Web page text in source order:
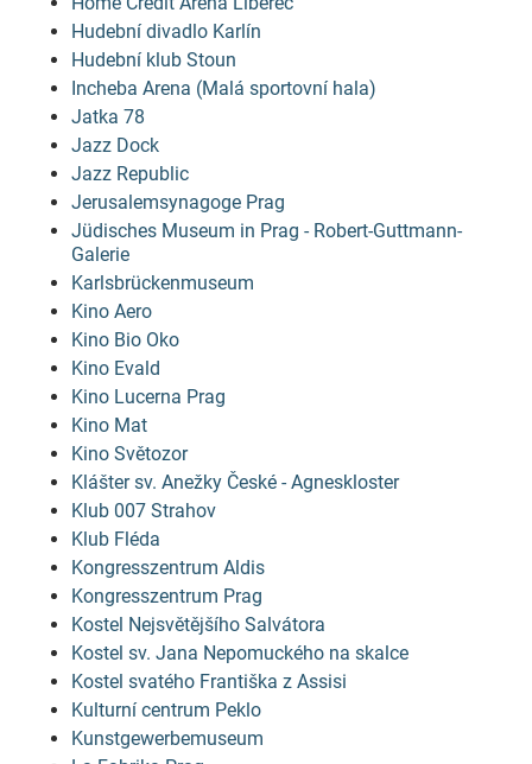
Hudební divadlo Karlín
Hudební klub Stoun
Incheba Arena (Malá sportovní hala)
Jatka 78
Jazz Dock
Jazz Republic
Jerusalemsynagoge Prag
Jüdisches Museum in Prag - Robert-Guttmann-
Galerie
Karlsbrückenmuseum
Kino Aero
Kino Bio Oko
Kino Evald
Kino Lucerna Prag
Kino Mat
Kino Světozor
Klášter sv. Anežky České - Agneskloster
Klub 007 Strahov
Klub Fléda
Kongresszentrum Aldis
Kongresszentrum Prag
Kostel Nejsvětějšího Salvátora
Kostel sv. Jana Nepomuckého na skalce
Kostel svatého Františka z Assisi
Kulturní centrum Peklo
Kunstgewerbemuseum